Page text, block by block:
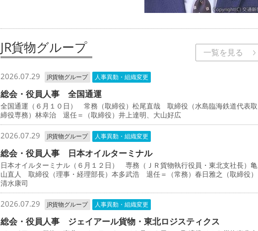
JR貨物グループ 一覧を見る
2026.07.29 JR貨物グループ 人事異動・組織変更
総会・役員人事 全国通運
全国通運（６月１０日） 常務（取締役）松尾直哉 取締役（水島臨海鉄道代表取
締役専務）林幸治 退任＝（取締役）井上達明、大山好広
2026.07.29 JR貨物グループ 人事異動・組織変更
総会・役員人事 日本オイルターミナル
日本オイルターミナル（６月１２日） 専務（ＪＲ貨物執行役員・東北支社長）亀
山直人 取締役（理事・経理部長）本多武浩 退任＝（常務）春日雅之（取締役）
清水康司
2026.07.29 JR貨物グループ 人事異動・組織変更
総会・役員人事 ジェイアール貨物・東北ロジスティクス